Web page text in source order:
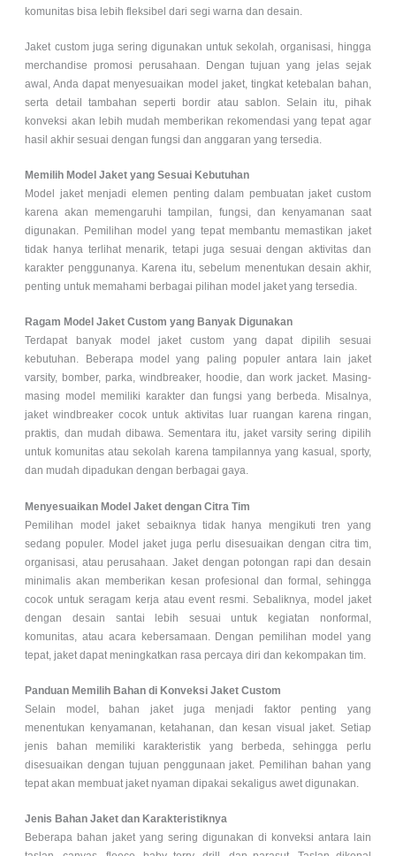
komunitas bisa lebih fleksibel dari segi warna dan desain.
Jaket custom juga sering digunakan untuk sekolah, organisasi, hingga
merchandise promosi perusahaan. Dengan tujuan yang jelas sejak
awal, Anda dapat menyesuaikan model jaket, tingkat ketebalan bahan,
serta detail tambahan seperti bordir atau sablon. Selain itu, pihak
konveksi akan lebih mudah memberikan rekomendasi yang tepat agar
hasil akhir sesuai dengan fungsi dan anggaran yang tersedia.
Memilih Model Jaket yang Sesuai Kebutuhan
Model jaket menjadi elemen penting dalam pembuatan jaket custom
karena akan memengaruhi tampilan, fungsi, dan kenyamanan saat
digunakan. Pemilihan model yang tepat membantu memastikan jaket
tidak hanya terlihat menarik, tetapi juga sesuai dengan aktivitas dan
karakter penggunanya. Karena itu, sebelum menentukan desain akhir,
penting untuk memahami berbagai pilihan model jaket yang tersedia.
Ragam Model Jaket Custom yang Banyak Digunakan
Terdapat banyak model jaket custom yang dapat dipilih sesuai
kebutuhan. Beberapa model yang paling populer antara lain jaket
varsity, bomber, parka, windbreaker, hoodie, dan work jacket. Masing-
masing model memiliki karakter dan fungsi yang berbeda. Misalnya,
jaket windbreaker cocok untuk aktivitas luar ruangan karena ringan,
praktis, dan mudah dibawa. Sementara itu, jaket varsity sering dipilih
untuk komunitas atau sekolah karena tampilannya yang kasual, sporty,
dan mudah dipadukan dengan berbagai gaya.
Menyesuaikan Model Jaket dengan Citra Tim
Pemilihan model jaket sebaiknya tidak hanya mengikuti tren yang
sedang populer. Model jaket juga perlu disesuaikan dengan citra tim,
organisasi, atau perusahaan. Jaket dengan potongan rapi dan desain
minimalis akan memberikan kesan profesional dan formal, sehingga
cocok untuk seragam kerja atau event resmi. Sebaliknya, model jaket
dengan desain santai lebih sesuai untuk kegiatan nonformal,
komunitas, atau acara kebersamaan. Dengan pemilihan model yang
tepat, jaket dapat meningkatkan rasa percaya diri dan kekompakan tim.
Panduan Memilih Bahan di Konveksi Jaket Custom
Selain model, bahan jaket juga menjadi faktor penting yang
menentukan kenyamanan, ketahanan, dan kesan visual jaket. Setiap
jenis bahan memiliki karakteristik yang berbeda, sehingga perlu
disesuaikan dengan tujuan penggunaan jaket. Pemilihan bahan yang
tepat akan membuat jaket nyaman dipakai sekaligus awet digunakan.
Jenis Bahan Jaket dan Karakteristiknya
Beberapa bahan jaket yang sering digunakan di konveksi antara lain